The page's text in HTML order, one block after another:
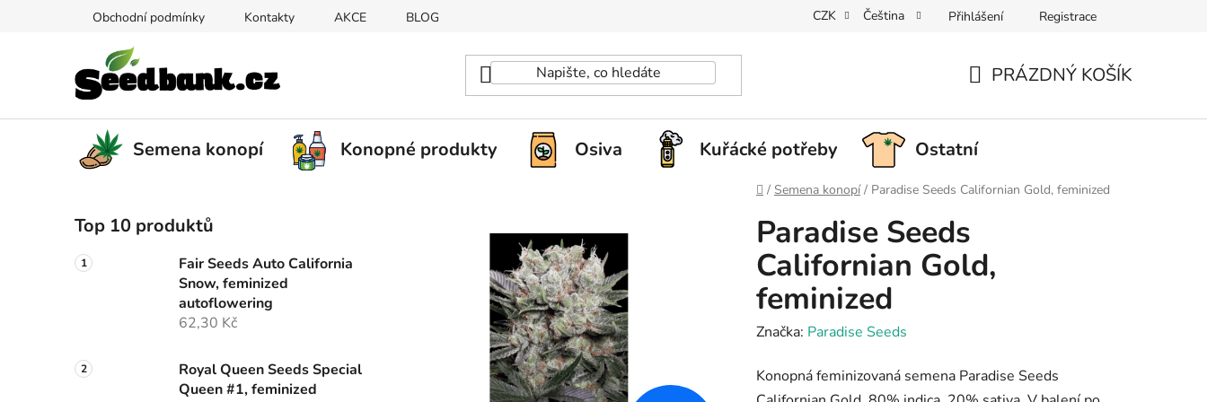
Obchodní podmínky Kontakty AKCE BLOG CZK Čeština Přihlášení Registrace
KOŠÍK
PRÁZDNÝ KOŠÍK
Semena konopí Konopné produkty Osiva Kuřácké potřeby Ostatní
Domů
/ Semena konopí / Paradise Seeds Californian Gold, feminized
o
s
t
n
Top 10 produktů
Fair Seeds Auto California
Snow, feminized
autoflowering
62,30 Kč
Royal Queen Seeds Special
Queen #1, feminized
Paradise Seeds
Californian Gold,
feminized
Značka: Paradise Seeds
Konopná feminizovaná semena Paradise Seeds